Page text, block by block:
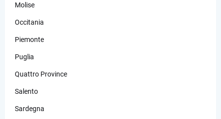
Molise
Occitania
Piemonte
Puglia
Quattro Province
Salento
Sardegna